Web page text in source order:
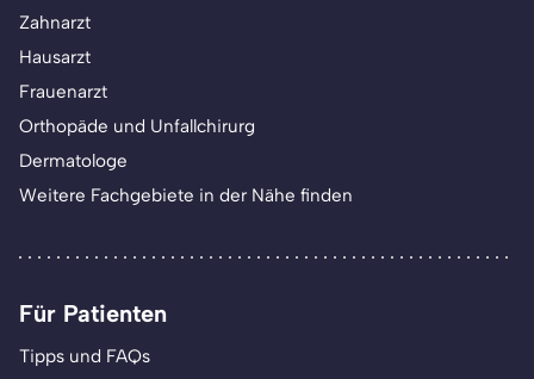
Zahnarzt
Hausarzt
Frauenarzt
Orthopäde und Unfallchirurg
Dermatologe
Weitere Fachgebiete in der Nähe finden
Für Patienten
Tipps und FAQs